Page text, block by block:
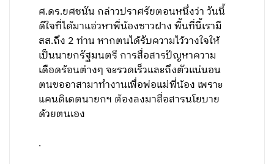
ศ.ดร.ยศชนัน กล่าวปราศรัยตอนหนึ่งว่า วันนี้
ดีใจที่ได้มาแอ่วหาพี่น้องชาวฝาง พื้นที่นี้เรามี
สส.ถึง 2 ท่าน หากตนได้รับความไว้วางใจให้
เป็นนายกรัฐมนตรี การสื่อสารปัญหาความ
เดือดร้อนต่างๆ จะรวดเร็วและถึงตัวแน่นอน
ตนขออาสามาทำงานเพื่อพ่อแม่พี่น้อง เพราะ
แคนดิเดตนายกฯ ต้องลงมาสื่อสารนโยบาย
ด้วยตนเอง
.